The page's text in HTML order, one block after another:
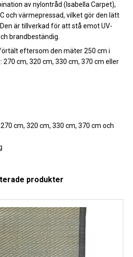
av nylontråd (Isabella Carpet),
och värmepressad, vilket gör den lätt
är tillverkad för att stå emot UV-
brandbeständig.
eftersom den mäter 250 cm i
270 cm, 320 cm, 330 cm, 370 cm eller
cm, 320 cm, 330 cm, 370 cm och
produkter